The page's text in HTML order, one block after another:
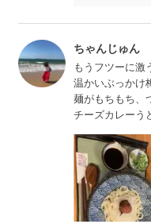
ちゃんじゅん
もうフツーに激
温かいぶっかけ
麺がもちもち、
チーズカレーう